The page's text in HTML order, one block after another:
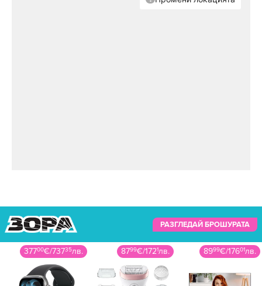
РАЗГЛЕДАЙ БРОШУРАТА
37700€/73735лв. 8799€/1721лв. 8999€/17601лв.